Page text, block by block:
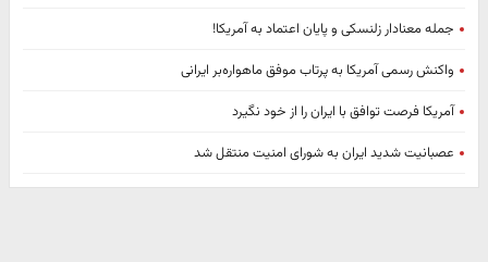
جمله معنادار زلنسکی و پایان اعتماد به آمریکا!
واکنش رسمی آمریکا به پرتاب موفق ماهواره‌بر ایرانی
آمریکا فرصت‌ توافق با ایران را از خود نگیرد
عصبانیت شدید ایران به شورای امنیت منتقل شد